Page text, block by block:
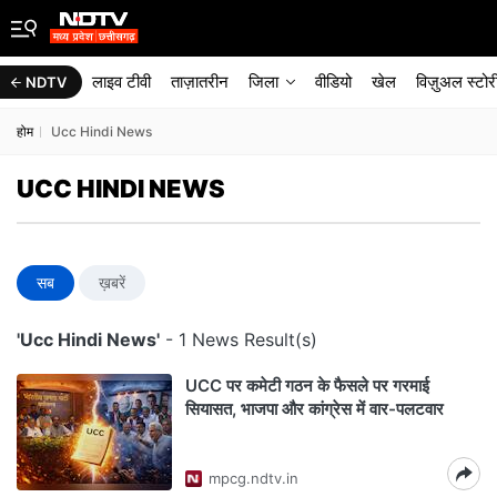
NDTV लाइव टीवी ताज़ातरीन जिला वीडियो खेल विज़ुअल
होम Ucc Hindi News
UCC HINDI NEWS
सब ख़बरें
'Ucc Hindi News' - 1 News Result(s)
UCC पर कमेटी गठन के फैसले पर गरमाई
सियासत, भाजपा और कांग्रेस में वार-पलटवार
mpcg.ndtv.in